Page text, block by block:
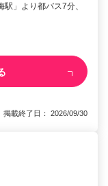
」より都バス7分、
載終了日： 2026/09/30